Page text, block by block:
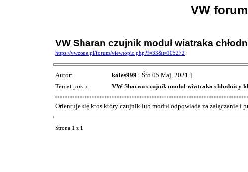
VW
VW Sharan czujnik moduł wiatraka
https://vwzone.pl/forum/viewtopic.php?f=33&t=105272
Autor: koles999 [ Śro 05 Maj, 2021 ]
Temat postu:
VW Sharan czujnik moduł wiatraka chłodnicy
Orientuje się ktoś który czujnik lub moduł odpowiada za załączanie i
Strona 1 z 1